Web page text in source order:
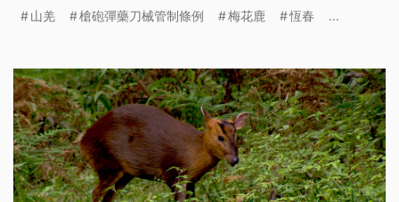
制條例》處2000元以上、2萬元以下行政罰鍰。
山羌 槍砲彈藥刀械管制條例 梅花鹿 恆春 ...